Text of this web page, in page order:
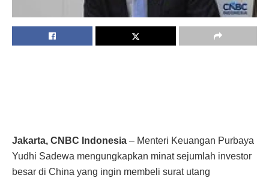
Jakarta, CNBC Indonesia – Menteri Keuangan Purbaya
Yudhi Sadewa mengungkapkan minat sejumlah investor
besar di China yang ingin membeli surat utang